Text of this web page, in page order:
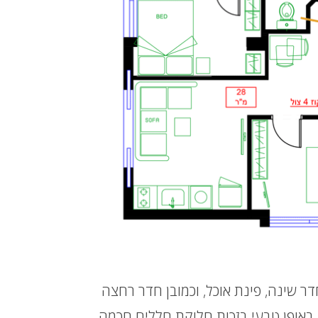
בת 2 חדרים, סלון וחדר שינה, פינת אוכל, וכמובן חדר רחצה